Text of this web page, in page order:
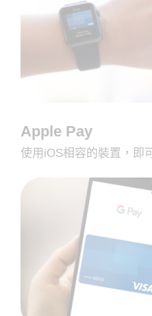
Apple Pay
使用iOS相容的裝置，即